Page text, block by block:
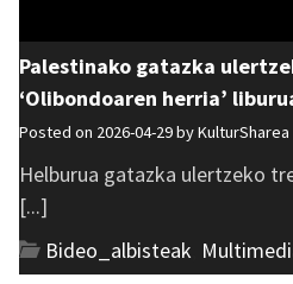
Palestinako gatazka
‘Olibondoaren herria’
Posted on 2026-04-29 byKulturSharea
Helburua gatazka ulertzeko
[...]
Bideo_albisteak